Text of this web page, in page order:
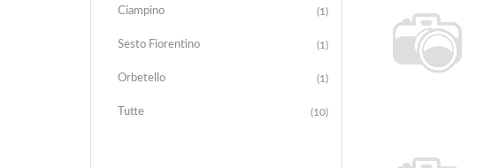
Ciampino (1)
Sesto Fiorentino (1)
Orbetello (1)
Tutte (10)